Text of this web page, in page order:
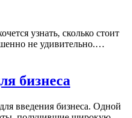
узнать, сколько стоит
не удивительно.…
бизнеса
введения бизнеса. Одной